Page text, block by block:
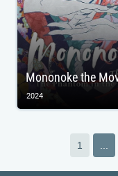
2024
1